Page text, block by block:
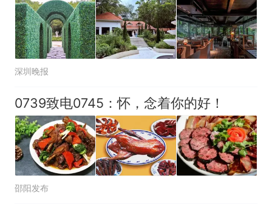
深圳晚报
0739致电0745：怀，念着你的好！
邵阳发布